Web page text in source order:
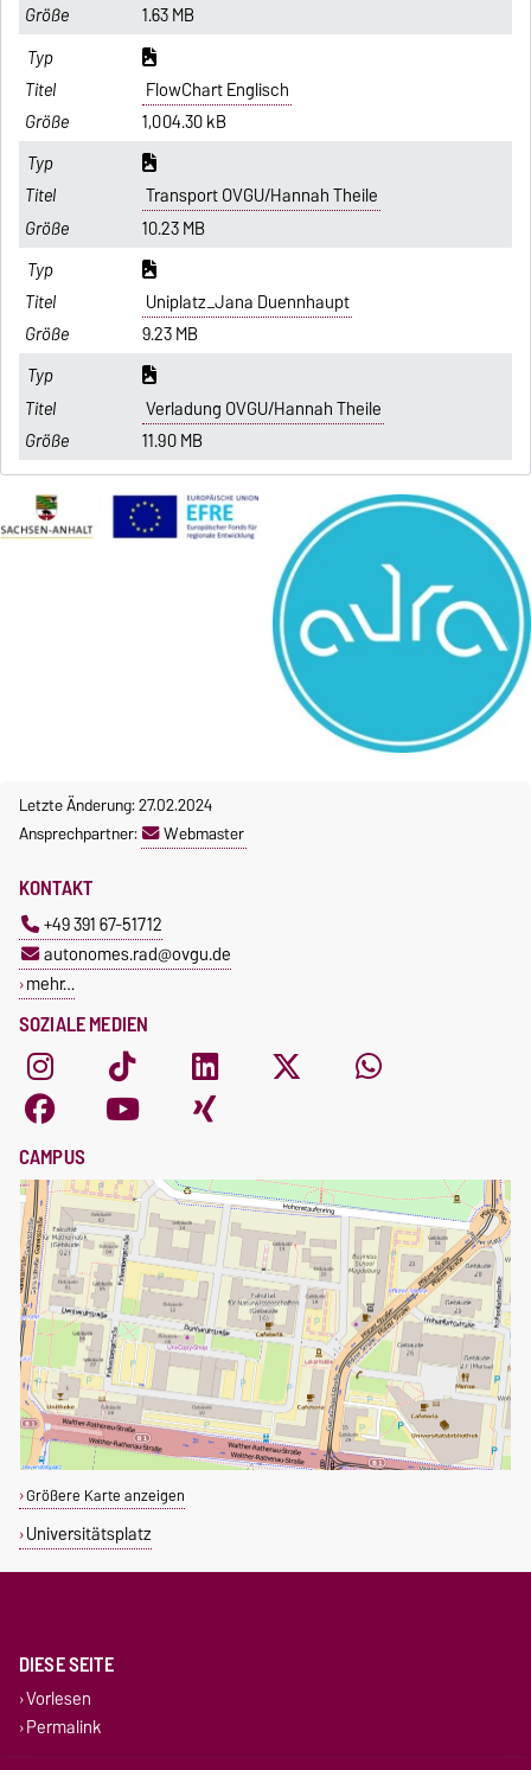
1.63 MB
FlowChart Englisch
1,004.30 kB
Transport OVGU/Hannah Theile
10.23 MB
Uniplatz_Jana Duennhaupt
9.23 MB
Verladung OVGU/Hannah Theile
11.90 MB
Letzte Änderung: 27.02.2024
Ansprechpartner:
Webmaster
SOZIALE MEDIEN
KONTAKT
+49 391 67-51712
autonomes.rad@ovgu.de
mehr…
CAMPUS
Größere Karte anzeigen
Universitätsplatz
DIESE SEITE
Vorlesen
Permalink